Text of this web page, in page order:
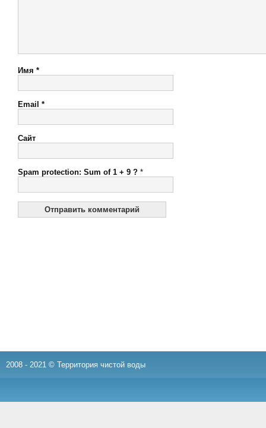
Имя *
Email *
Сайт
Spam protection: Sum of 1 + 9 ? *
2008 - 2021 © Территория чистой воды